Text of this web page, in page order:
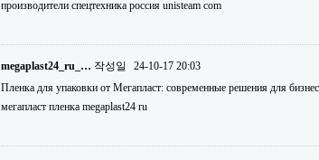
производители спецтехника россия unisteam com
megaplast24_ru_… 작성일
24-10-17 20:03
Пленка для упаковки от Мегапласт: современные решения для
мегапласт пленка megaplast24 ru